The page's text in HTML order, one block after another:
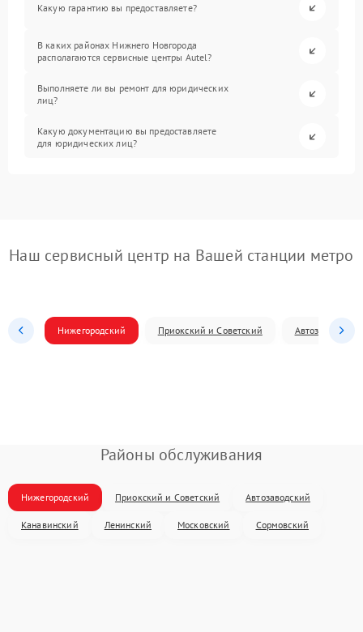
Какую гарантию вы предоставляете?
В каких районах Нижнего Новгорода
располагаются сервисные центры Autel?
Выполняете ли вы ремонт для юридических
лиц?
Какую документацию вы предоставляете
для юридических лиц?
Наш сервисный центр на Вашей станции метро
Нижегородский Приокский и Советский Автозаводский
Районы обслуживания
Нижегородский Приокский и Советский Автозаводский
Канавинский Ленинский Московский Сормовский